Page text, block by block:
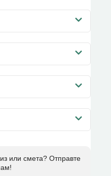
или смета? Отправте